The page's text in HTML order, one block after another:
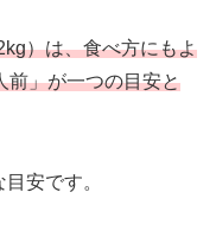
）は、食べ方にもよ
前」が一つの目安と
安です。